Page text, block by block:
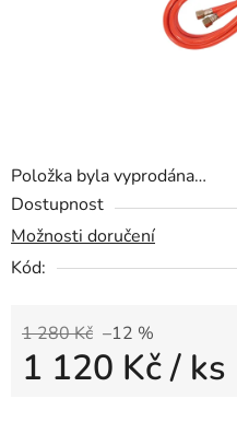
Položka byla vyprodána…
Dostupnost
Možnosti doručení
Kód:
1 280 Kč –12 %
1 120 Kč/ ks